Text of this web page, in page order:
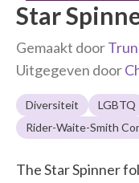
Star
Gemaakt door
Uitgegeven door
Diversiteit LGBTQ
Rider-Waite-Smith
The Star Spinner